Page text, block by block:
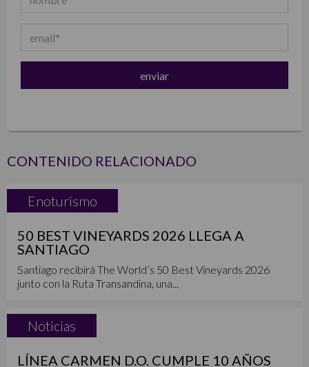
CONTENIDO RELACIONADO
Enoturismo
50 BEST VINEYARDS 2026 LLEGA A
SANTIAGO
Santiago recibirá The World’s 50 Best Vineyards 2026
junto con la Ruta Transandina, una...
Noticias
LÍNEA CARMEN D.O. CUMPLE 10 AÑOS